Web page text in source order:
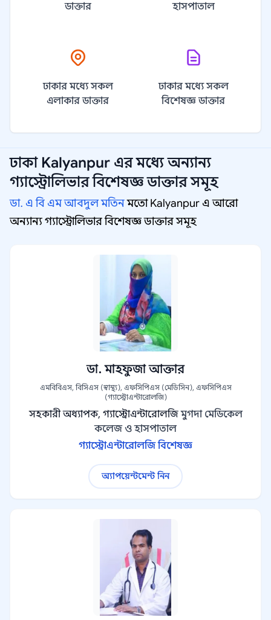
ডাক্তার
হাসপাতাল
ঢাকার মধ্যে সকল
এলাকার ডাক্তার
ঢাকার মধ্যে সকল
বিশেষজ্ঞ ডাক্তার
ঢাকা Kalyanpur এর মধ্যে অন্যান্য
গ্যাস্ট্রোলিভার বিশেষজ্ঞ ডাক্তার সমূহ
ডা. এ বি এম আবদুল মতিনমতো Kalyanpur এ আরো
অন্যান্য গ্যাস্ট্রোলিভার বিশেষজ্ঞ ডাক্তার সমূহ
ডা. মাহফুজা আক্তার
এমবিবিএস, বিসিএস (স্বাস্থ্য), এফসিপিএস (মেডিসিন), এফসিপিএস
(গ্যাস্ট্রোএন্টারোলজি)
সহকারী অধ্যাপক, গ্যাস্ট্রোএন্টারোলজি মুগদা মেডিকেল
কলেজ ও হাসপাতাল
গ্যাস্ট্রোএন্টারোলজি বিশেষজ্ঞ
অ্যাপয়েন্টমেন্ট নিন